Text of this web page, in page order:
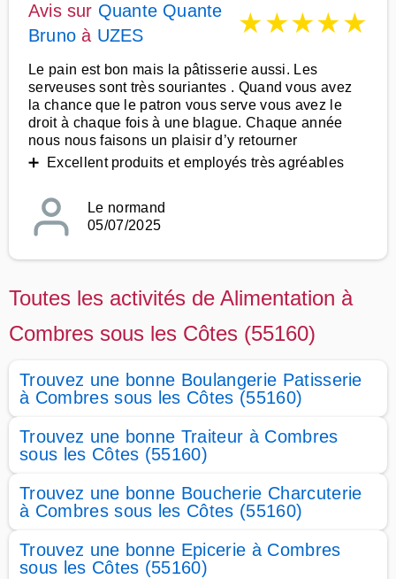
Avis sur Quante Quante
Bruno à UZES ★★★★★
Le pain est bon mais la pâtisserie aussi. Les
serveuses sont très souriantes . Quand vous avez
la chance que le patron vous serve vous avez le
droit à chaque fois à une blague. Chaque année
nous nous faisons un plaisir d’y retourner
➕ Excellent produits et employés très agréables
Le normand
05/07/2025
Toutes les activités de Alimentation à
Combres sous les Côtes (55160)
Trouvez une bonne Boulangerie Patisserie
à Combres sous les Côtes (55160)
Trouvez une bonne Traiteur à Combres
sous les Côtes (55160)
Trouvez une bonne Boucherie Charcuterie
à Combres sous les Côtes (55160)
Trouvez une bonne Epicerie à Combres
sous les Côtes (55160)